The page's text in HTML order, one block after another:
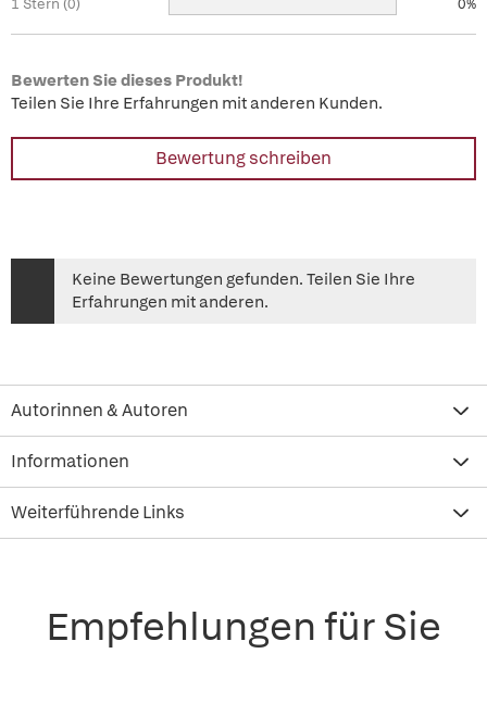
1 Stern (0) 0%
Bewerten Sie dieses Produkt!
Teilen Sie Ihre Erfahrungen mit anderen Kunden.
Bewertung schreiben
Keine Bewertungen gefunden. Teilen Sie Ihre
Erfahrungen mit anderen.
Autorinnen & Autoren
Informationen
Weiterführende Links
Empfehlungen für Sie